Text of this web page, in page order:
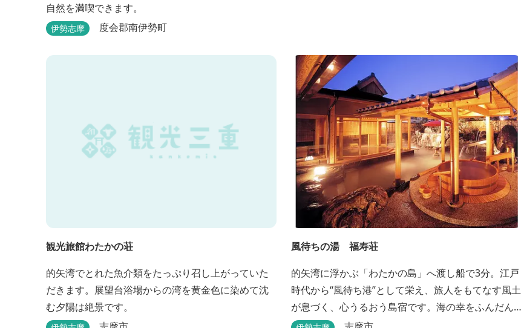
自然を満喫できます。
伊勢志摩 度会郡南伊勢町
観光旅館わたかの荘
的矢湾でとれた魚介類をたっぷり召し上がっていた
だきます。展望台浴場からの湾を黄金色に染めて沈
む夕陽は絶景です。
風待ちの湯 福寿荘
的矢湾に浮かぶ「わたかの島」へ渡し船で3分。江戸
時代から“風待ち港”として栄え、旅人をもてなす風土
が息づく、心うるおう島宿です。海の幸をふんだん
に使ったボリューム満点の会席料理が自慢。肌にや